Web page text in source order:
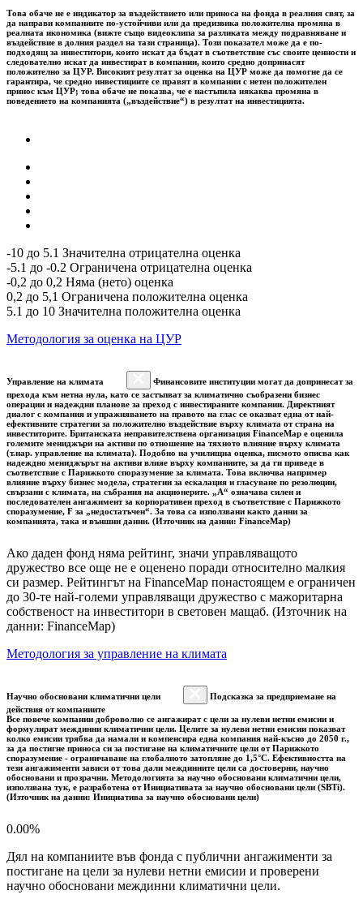
Това обаче не е индикатор за въздействието или приноса на фонда в реалния свят, за
да направи компаниите по-устойчиви или да предизвика положителна промяна в
реалната икономика (вижте също видеоклипа за разликата между подравняване и
въздействие в долния раздел на тази страница). Този показател може да е по-
подходящ за инвеститори, които искат да бъдат в съответствие със своите ценности и
следователно искат да инвестират в компании, които средно допринасят
положително за ЦУР. Високият резултат за оценка на ЦУР може да помогне да се
гарантира, че средно инвестициите се правят в компании с нетен положителен
принос към ЦУР; това обаче не показва, че е настъпила някаква промяна в
поведението на компанията („въздействие“) в резултат на инвестицията.
-10 до 5.1 Значителна отрицателна оценка
-5.1 до -0.2 Ограничена отрицателна оценка
-0,2 до 0,2 Няма (нето) оценка
0,2 до 5,1 Ограничена положителна оценка
5.1 до 10 Значителна положителна оценка
Методология за оценка на ЦУР
Управление на климата
Финансовите институции могат да допринесат за
прехода към нетна нула, като се застъпват за климатично съобразени бизнес
операции и надеждни планове за преход с инвестираните компании. Директният
диалог с компания и упражняването на правото на глас се оказват една от най-
ефективните стратегии за положително въздействие върху климата от страна на
инвеститорите. Британската неправителствена организация FinanceMap е оценила
големите мениджъри на активи по отношение на тяхното влияние върху климата
(т.нар. управление на климата). Подобно на училищна оценка, писмото описва как
надеждно мениджърът на активи влияе върху компаниите, за да ги приведе в
съответствие с Парижкото споразумение за климата. Това включва например
влияние върху бизнес модела, стратегии за ескалация и гласуване по резолюции,
свързани с климата, на събрания на акционерите. „A“ означава силен и
последователен ангажимент за корпоративен преход в съответствие с Парижкото
споразумение, F за „недостатъчен“. За това са използвани както данни за
компанията, така и външни данни. (Източник на данни: FinanceMap)
Ако даден фонд няма рейтинг, значи управляващото
дружество все още не е оценено поради относително малкия
си размер. Рейтингът на FinanceMap понастоящем е ограничен
до 30-те най-големи управляващи дружество с мажоритарна
собственост на инвеститори в световен мащаб. (Източник на
данни: FinanceMap)
Методология за управление на климата
Научно обосновани климатични цели
Подсказка за предприемане на
действия от компаниите
Все повече компании доброволно се ангажират с цели за нулеви нетни емисии и
формулират междинни климатични цели. Целите за нулеви нетни емисии показват
колко емисии трябва да намали и компенсира една компания най-късно до 2050 г.,
за да постигне приноса си за постигане на климатичните цели от Парижкото
споразумение - ограничаване на глобалното затопляне до 1,5°C. Ефективността на
тези ангажименти зависи от това дали междинните цели са достоверни, научно
обосновани и прозрачни. Методологията за научно обосновани климатични цели,
използвана тук, е разработена от Инициативата за научно обосновани цели (SBTi).
(Източник на данни: Инициатива за научно обосновани цели)
0.00%
Дял на компаниите във фонда с публични ангажименти за
постигане на цели за нулеви нетни емисии и проверени
научно обосновани междинни климатични цели.